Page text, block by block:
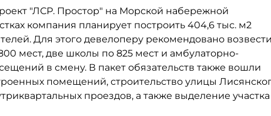
"ЛСР. Простор" на Морской набережной
компания планирует построить 404,6 тыс. м2
Для этого девелоперу рекомендовано
мест, две школы по 825 мест и амбулаторно-
в смену. В пакет обязательств также вошли
помещений, строительство улицы
проездов, а также выделение